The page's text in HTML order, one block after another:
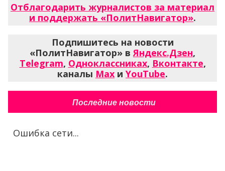
Отблагодарить журналистов за материал
и поддержать «ПолитНавигатор».
Подпишитесь на новости
«ПолитНавигатор» в Яндекс.Дзен,
Telegram, Одноклассниках, Вконтакте,
каналы Max и YouTube.
Последние новости
Ошибка сети...